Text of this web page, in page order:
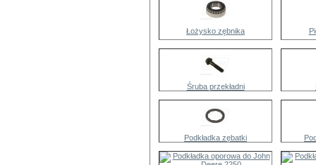
Łożysko zębnika
Śruba przekładni
Podkładka zębatki